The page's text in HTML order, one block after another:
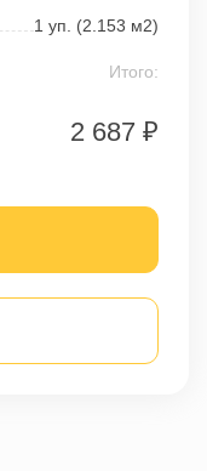
1 уп. (2.153 м2)
Итого:
2 687 ₽